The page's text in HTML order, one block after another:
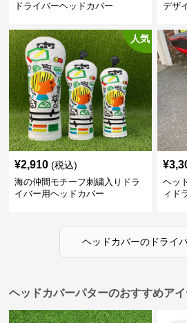
ドライバーヘッドカバー
デザ
人気
¥2,910 (税込)
海の仲間モチーフ刺繍入りドラ
イバー用ヘッドカバー
¥
ヘッ
ィド
ヘッドカバーのドライ
ヘッドカバーパターのおすすめア